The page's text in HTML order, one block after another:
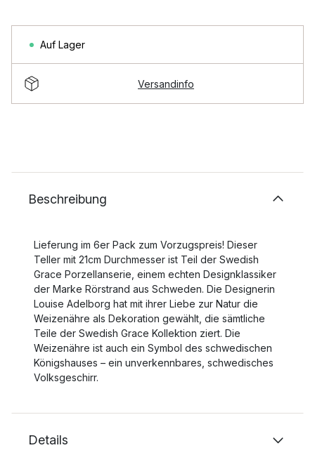
Auf Lager
Versandinfo
Beschreibung
Lieferung im 6er Pack zum Vorzugspreis! Dieser
Teller mit 21cm Durchmesser ist Teil der Swedish
Grace Porzellanserie, einem echten Designklassiker
der Marke Rörstrand aus Schweden. Die Designerin
Louise Adelborg hat mit ihrer Liebe zur Natur die
Weizenähre als Dekoration gewählt, die sämtliche
Teile der Swedish Grace Kollektion ziert. Die
Weizenähre ist auch ein Symbol des schwedischen
Königshauses – ein unverkennbares, schwedisches
Volksgeschirr.
Details